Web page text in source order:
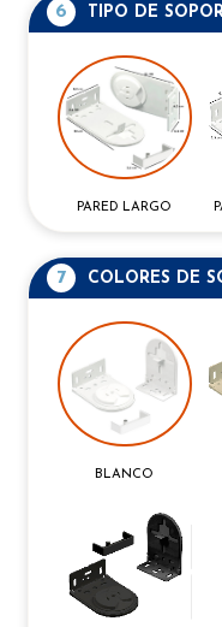
6 TIPO DE
PARED LARGO
7 COLORES DE
BLANCO